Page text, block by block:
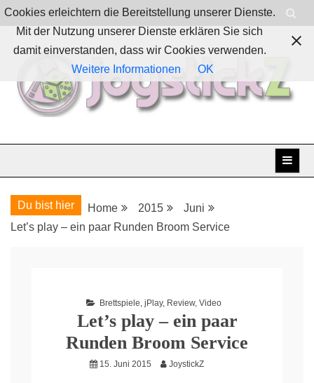
Skip
to
content
JoystickZ
Du bist hier Home 2015
Juni
Let’s play – ein paar Runden Broom Service
Brettspiele, jPlay, Review, Video
Let’s play – ein paar
Runden Broom Service
15. Juni 2015 JoystickZ
Cookies erleichtern die Bereitstellung unserer Dienste.
Mit der Nutzung unserer Dienste erklären Sie sich
damit einverstanden, dass wir Cookies verwenden.
Weitere Informationen
OK